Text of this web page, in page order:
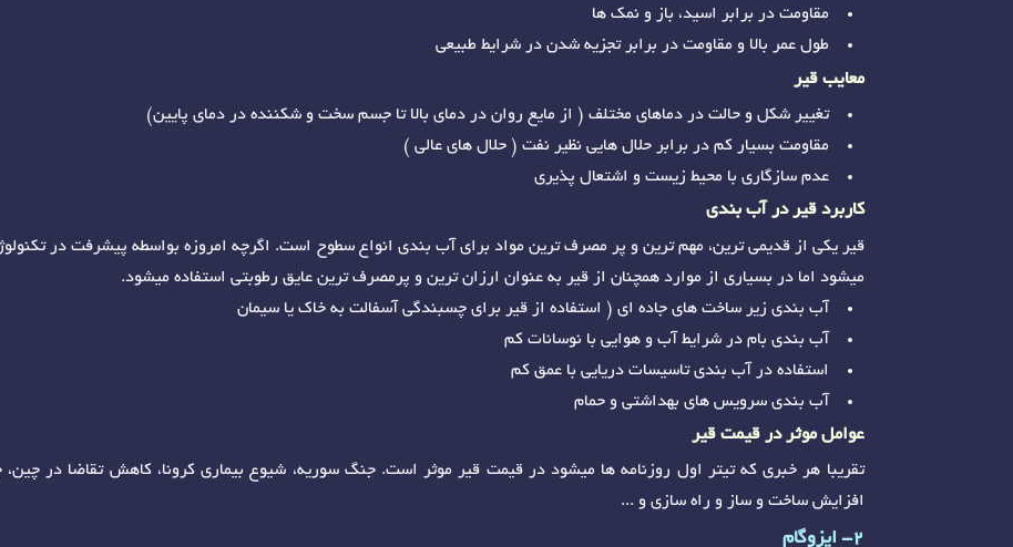
مقاومت در برابر اسید، باز و نمک ها
طول عمر بالا و مقاومت در برابر تجزیه شدن در شرایط طبیعی
معایب قیر
تغییر شکل و حالت در دماهای مختلف ( از مایع روان در دمای بالا تا جسم سخت و شکننده در دمای پایین)
مقاومت بسیار کم در برابر حلال هایی نظیر نفت ( حلال های عالی )
عدم سازگاری با محیط زیست و اشتعال پذیری
کاربرد قیر در آب بندی
قیر یکی از قدیمی ترین، مهم ترین و پر مصرف ترین مواد برای آب بندی انواع سطوح است. اگرچه امروزه بواسطه پیشرفت در
میشود اما در بسیاری از موارد همچنان از قیر به عنوان ارزان ترین و پرمصرف ترین عایق رطوبتی استفاده میشود.
آب بندی زیر ساخت های جاده ای ( استفاده از قیر برای چسبندگی آسفالت به خاک یا سیمان
آب بندی بام در شرایط آب و هوایی با نوسانات کم
استفاده در آب بندی تاسیسات دریایی با عمق کم
آب بندی سرویس های بهداشتی و حمام
عوامل موثر در قیمت قیر
تقریبا هر خبری که تیتر اول روزنامه ها میشود در قیمت قیر موثر است. جنگ سوریه، شیوع بیماری کرونا، کاهش تقاضا در
افزایش ساخت و ساز و راه سازی و ...
2- ایزوگام